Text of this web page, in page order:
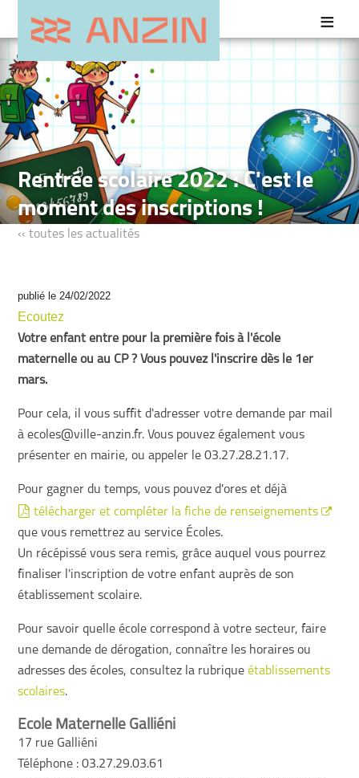
Rentrée scolaire 2022 : C'est le
moment des inscriptions !
‹‹ toutes les actualités
publié le 24/02/2022
Ecoutez
Votre enfant entre pour la première fois à l'école
maternelle ou au CP ? Vous pouvez l'inscrire dès le 1er
mars.
Pour cela, il vous suffit d'adresser votre demande par mail
à ecoles@ville-anzin.fr. Vous pouvez également vous
présenter en mairie, ou appeler le 03.27.28.21.17.
Pour gagner du temps, vous pouvez d'ores et déjà
télécharger et compléter la fiche de renseignements
que vous remettrez au service Écoles.
Un récépissé vous sera remis, grâce auquel vous pourrez
finaliser l'inscription de votre enfant auprès de son
établissement scolaire.
Pour savoir quelle école correspond à votre secteur, faire
une demande de dérogation, connaître les horaires ou
adresses des écoles, consultez la rubriqueétablissements
scolaires.
Ecole Maternelle Galliéni
17 rue Galliéni
Téléphone : 03.27.29.03.61